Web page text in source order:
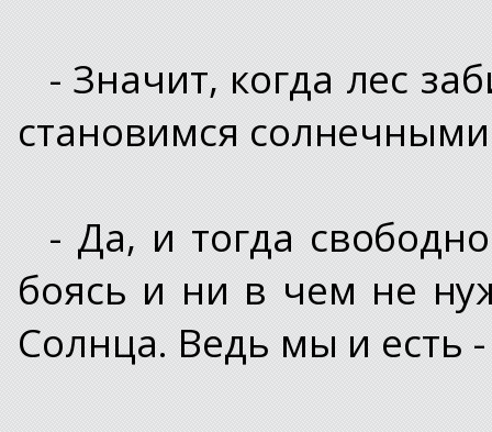
- Значит, когда лес
становимся
- Да, и тогда
боясь и ни в чем не
Солнца. Ведь мы и есть